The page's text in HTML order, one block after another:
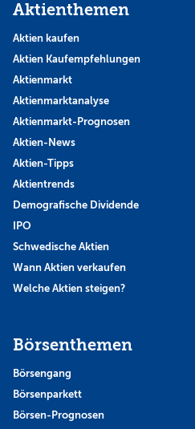
Aktienthemen
Aktien kaufen
Aktien Kaufempfehlungen
Aktienmarkt
Aktienmarktanalyse
Aktienmarkt-Prognosen
Aktien-News
Aktien-Tipps
Aktientrends
Demografische Dividende
IPO
Schwedische Aktien
Wann Aktien verkaufen
Welche Aktien steigen?
Börsenthemen
Börsengang
Börsenparkett
Börsen-Prognosen